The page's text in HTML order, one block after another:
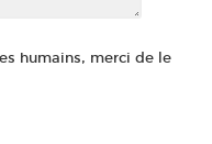
humains, merci de le